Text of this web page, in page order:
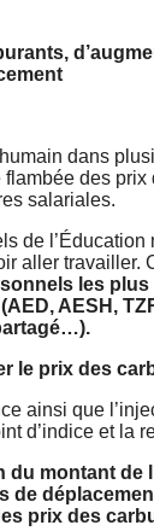
dans
des prix
salariales.
de
aller travailler.
les plus
AESH,
le prix des
ainsi que
d’indice et la
montant de
de
prix des